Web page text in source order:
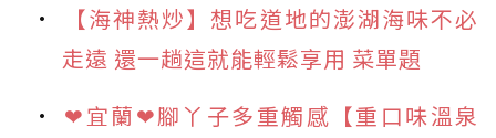
【海神熱炒】想吃道地的澎湖海味不必
走遠 還一趟這就能輕鬆享用 菜單題
❤宜蘭❤腳丫子多重觸感【重口味溫泉